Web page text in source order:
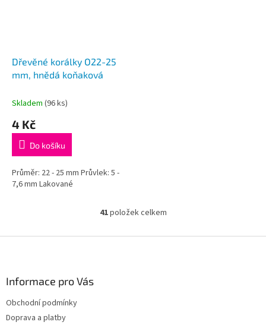
Dřevěné korálky O22-25
mm, hnědá koňaková
Skladem (96 ks)
4 Kč
Do košíku
Průměr: 22 - 25 mm Průvlek: 5 -
7,6 mm Lakované
O
l
41položek celkem
Informace pro Vás
Obchodní podmínky
Doprava a platby